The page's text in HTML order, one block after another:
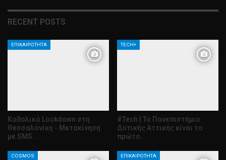
RECENT POSTS
ΕΠΙΚΑΙΡΌΤΗΤΑ
Καθολικό Lockdown στη
Θεσσαλονίκη - Mετακίνηση
με SMS…
TECH+
#Tech | To Πανεπιστήμιο
Δυτικής Αττικής είναι το
πρώτο…
COSMOS ΕΠΙΚΑΙΡΌΤΗΤΑ